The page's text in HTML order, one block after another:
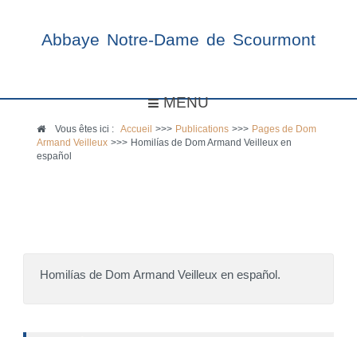
Abbaye Notre-Dame de Scourmont
MENU
Vous êtes ici :Accueil >>> Publications >>> Pages de Dom
Armand Veilleux >>> Homilías de Dom Armand Veilleux en
español
Homilías de Dom Armand Veilleux en español.